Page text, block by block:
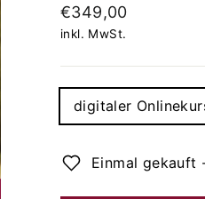
Normaler
Preis
€349,00
inkl. MwSt.
digitaler
Einmal gekauft